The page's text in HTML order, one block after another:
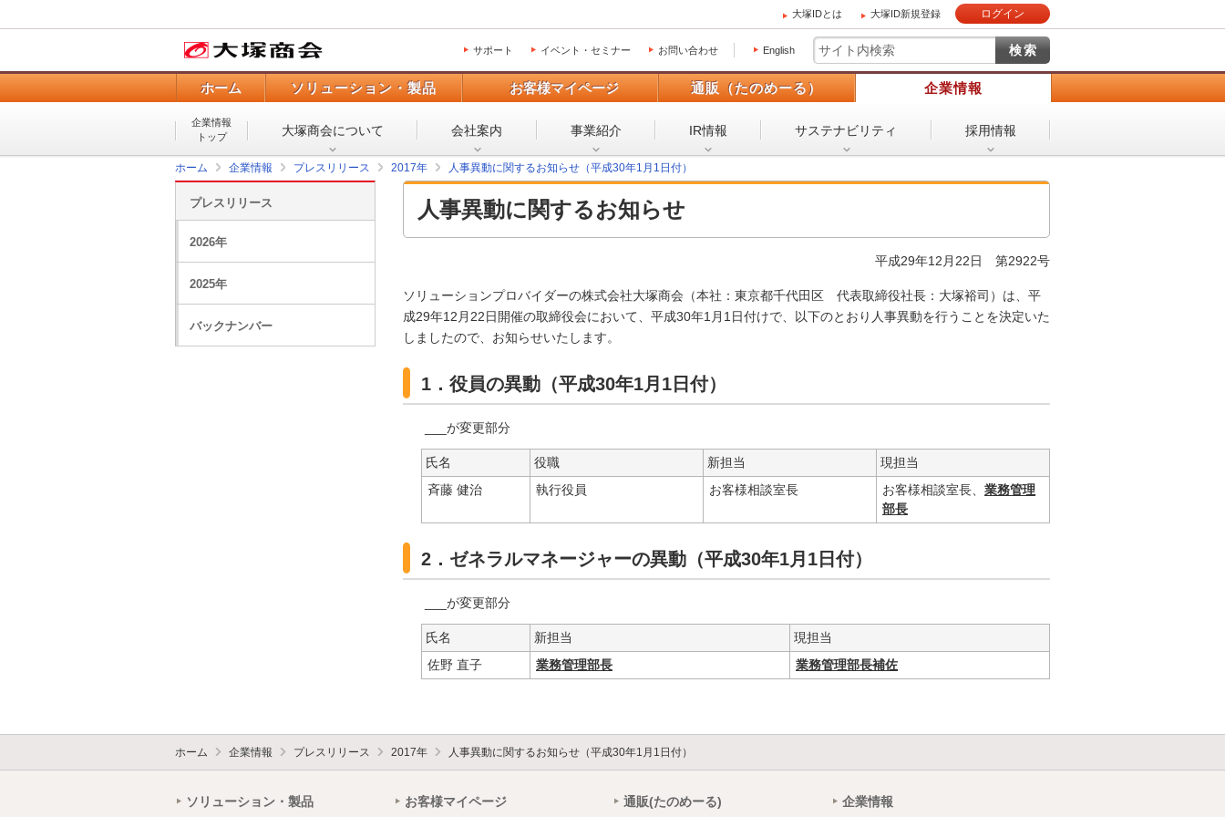
大塚IDとは 大塚ID新規登録 ログイン
サポート イベント・セミナー お問い合わせ English
ホーム ソリューション・製品 お客様マイページ 通販（たのめーる） 企業情報
企業情報
トップ
大塚商会について 会社案内 事業紹介 IR情報 サステナビリティ 採用情報
ホーム 企業情報 プレスリリース 2017年 人事異動に関するお知らせ（平成30年1月1日付）
人事異動に関するお知らせ
平成29年12月22日 第2922号
ソリューションプロバイダーの株式会社大塚商会（本社：東京都千代田区 代表取締役社長：大塚裕司）は、平
成29年12月22日開催の取締役会において、平成30年1月1日付けで、以下のとおり人事異動を行うことを決定いた
しましたので、お知らせいたします。
1．役員の異動（平成30年1月1日付）
___が変更部分
氏名 役職 新担当
現担当
斉藤 健治
執行役員 お客様相談室長 お客様相談室長、 業務管理
部長
2．ゼネラルマネージャーの異動（平成30年1月1日付）
___が変更部分
氏名 新担当
現担当
佐野 直子
業務管理部長 業務管理部長補佐
プレスリリース
2026年
2025年
バックナンバー
ホーム 企業情報 プレスリリース 2017年 人事異動に関するお知らせ（平成30年1月1日付）
ソリューション・製品 お客様マイページ 通販(たのめーる) 企業情報